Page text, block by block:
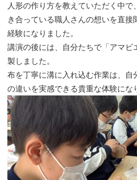
人形の作り方を教えていただく中で
き合っている職人さんの想いを直接
経験になりました。
講演の後には、自分たちで「アマビ
製しました。
布を丁寧に溝に入れ込む作業は、自
の違いを実感できる貴重な体験にな